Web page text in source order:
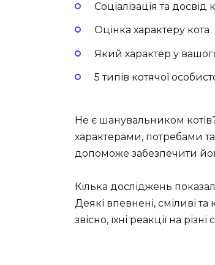
Соціалізація та досвід
Оцінка характеру кота
Який характер у
5 типів котячої
Не є шанувальником
характерами, потребами
допоможе забезпечити
Кілька досліджень
Деякі впевнені, сміливі та
звісно, їхні реакції на